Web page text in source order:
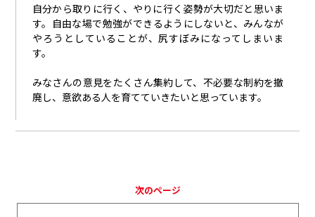
自分から取りに行く、やりに行く姿勢が大切だと思いま
す。自由な場で勉強ができるようにしないと、みんなが
やろうとしていることが、尻すぼみになってしまいま
す。
みなさんの意見をたくさん集約して、不必要な制約を撤
廃し、意欲ある人を育てていきたいと思っています。
次のページ